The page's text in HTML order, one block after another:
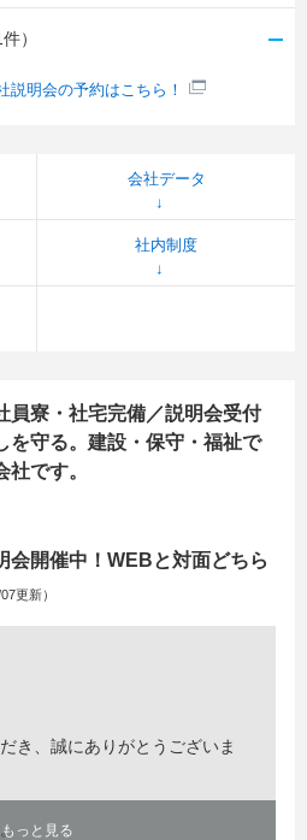
）
説明会の予約はこちら！
会社データ
社内制度
員寮・社宅完備／説明会受付
を守る。建設・保守・福祉で
です。
会開催中！WEBと対面どちら
更新）
き、誠にありがとうございま
もっと見る